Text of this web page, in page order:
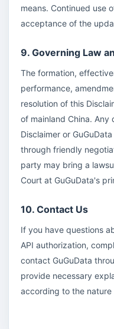
means. Continued use
acceptance of the
9. Governing Law
The formation,
performance,
resolution of this
of mainland China.
Disclaimer or
through friendly
party may bring a
Court at GuGuData's
10. Contact Us
If you have questions
API authorization,
contact GuGuData
provide necessary
according to the nature